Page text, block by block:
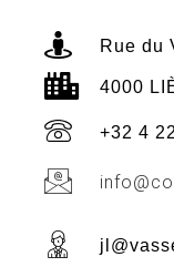
Rue du
4000
+32 4